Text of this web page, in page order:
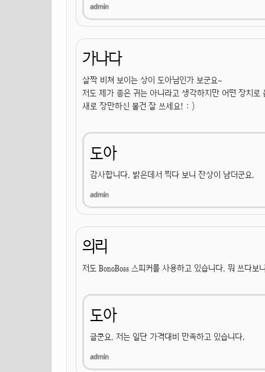
가나다
살짝 비쳐 보이는 상이 도아님인가 보군요~
저도 제가 좋은 귀는 아니라고 생각하지만 어떤 장치
새로 장만하신 물건 잘 쓰세요! : )
도아
감사합니다. 밝은데서 찍다 보니 잔상이 남더군요.
의리
저도 BonoBoss 스피커를 사용하고 있습니다. 뭐 쓰다
도아
글쿤요. 저는 일단 가격대비 만족하고 있습니다.